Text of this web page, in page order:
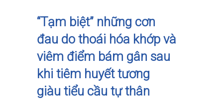
“Tạm biệt” những cơn
đau do thoái hóa khớp và
viêm điểm bám gân sau
khi tiêm huyết tương
giàu tiểu cầu tự thân